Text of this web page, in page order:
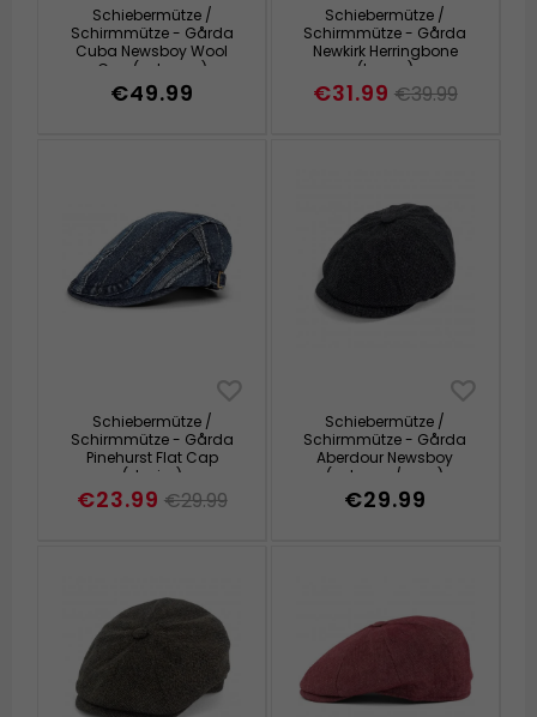
Schiebermütze /
Schirmmütze - Gårda
Cuba Newsboy Wool
Cap (schwarz)
€49.99
Schiebermütze /
Schirmmütze - Gårda
Newkirk Herringbone
(braun)
€31.99 €39.99
Schiebermütze /
Schirmmütze - Gårda
Pinehurst Flat Cap
(denim)
€23.99 €29.99
Schiebermütze /
Schirmmütze - Gårda
Aberdour Newsboy
(schwarz/grau)
€29.99